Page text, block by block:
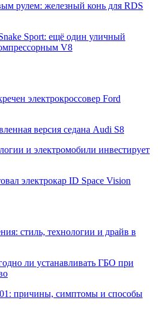
рулем: железный конь для RDS
Sport: ещё один уличный
V8
электрокроссовер Ford
версия седана Audi S8
и электромобили инвестирует
электрокар ID Space Vision
стиль, технологии и драйв в
ли устанавливать ГБО при
причины, симптомы и способы